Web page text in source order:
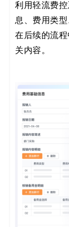
利用轻流费
息、费用类型
在后续的流
关内容。